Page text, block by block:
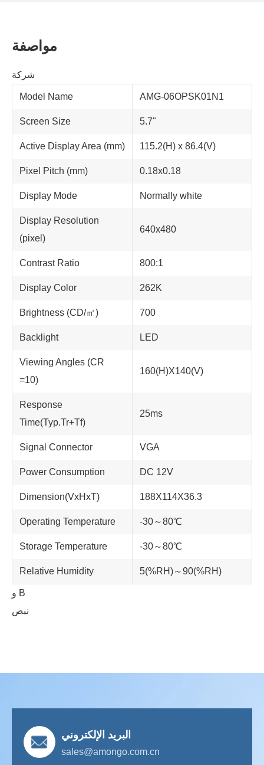
مواصفة
شركة
Model Name AMG-06OPSK01N1
Screen Size 5.7"
Active Display Area (mm) 115.2(H) x 86.4(V)
Pixel Pitch (mm) 0.18x0.18
Display Mode Normally white
Display Resolution
(pixel)
640x480
Contrast Ratio 800:1
Display Color 262K
Brightness (CD/㎡) 700
Backlight LED
Viewing Angles (CR
=10)
160(H)X140(V)
Response
Time(Typ.Tr+Tf)
25ms
Signal Connector VGA
Power Consumption DC 12V
Dimension(VxHxT) 188X114X36.3
Operating Temperature -30～80℃
Storage Temperature -30～80℃
Relative Humidity 5(%RH)～90(%RH)
و B
نبض
البريد الإلكتروني
sales@amongo.com.cn